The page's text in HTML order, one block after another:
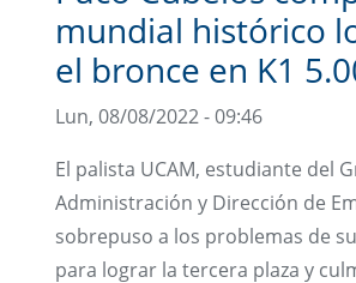
mundial histórico
el bronce en K1
Lun, 08/08/2022 - 09:46
El palista UCAM, estudiante del
Administración y Dirección de
sobrepuso a los problemas de
para lograr la tercera plaza y